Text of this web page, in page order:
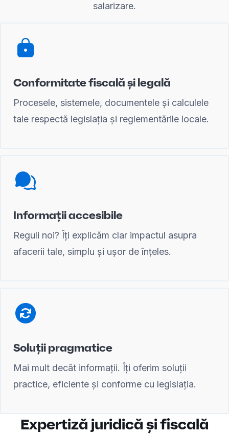
salarizare.
Conformitate fiscală și legală
Procesele, sistemele, documentele și calculele
tale respectă legislația și reglementările locale.
Informații accesibile
Reguli noi? Îți explicăm clar impactul asupra
afacerii tale, simplu și ușor de înțeles.
Soluții pragmatice
Mai mult decât informații. Îți oferim soluții
practice, eficiente și conforme cu legislația.
Expertiză juridică și fiscală